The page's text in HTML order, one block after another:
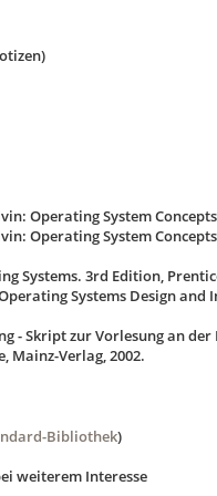
Operating System
Operating System
Systems. 3rd Edition,
Systems Design
- Skript zur Vorlesung an der
Mainz-Verlag, 2002.
Bibliothek)
weiterem Interesse